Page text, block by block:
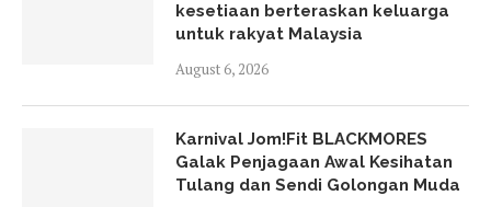
kesetiaan berteraskan keluarga
untuk rakyat Malaysia
August 6, 2026
Karnival Jom!Fit BLACKMORES
Galak Penjagaan Awal Kesihatan
Tulang dan Sendi Golongan Muda